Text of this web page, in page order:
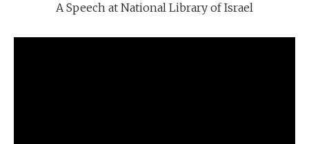
A Speech at National Library of Israel